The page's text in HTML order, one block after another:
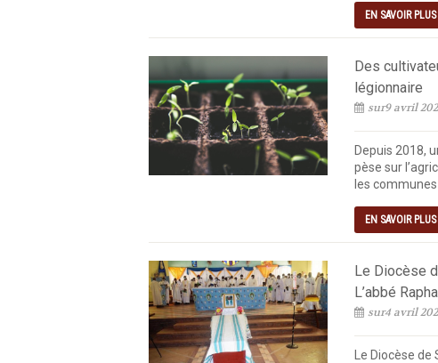
EN SAVOIR
Des
légionnaire
sur9 avril
Depuis 2018,
pèse sur
les
EN SAVOIR
Le Diocèse
L’abbé
sur4 avril
Le Diocèse